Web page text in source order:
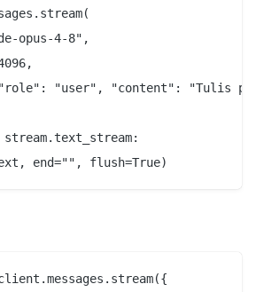
opus-4-8",
"user", "content": "Tulis